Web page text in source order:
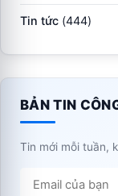
Tin tức (444)
BẢN TIN
Tin mới mỗi tuần,